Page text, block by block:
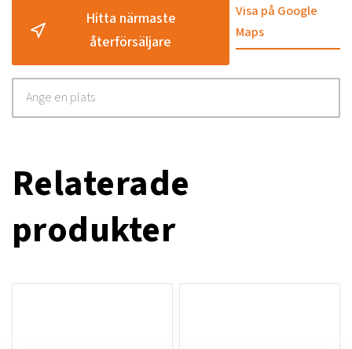
Hitta närmaste
återförsäljare
Visa på Google
Maps
Relaterade
produkter